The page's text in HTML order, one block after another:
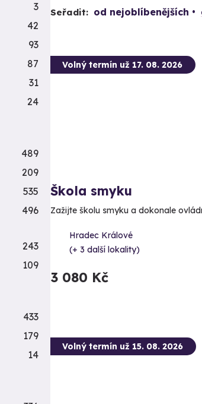
Seřadit: od nejoblíbenějších
Volný termín už 17. 08. 2026
Škola smyku
Zažijte školu smyku a dokonale
Hradec Králové
(+ 3 další lokality)
3 080 Kč
Volný termín už 15. 08. 2026
3
42
93
87
31
24
489
209
535
496
243
109
433
179
14